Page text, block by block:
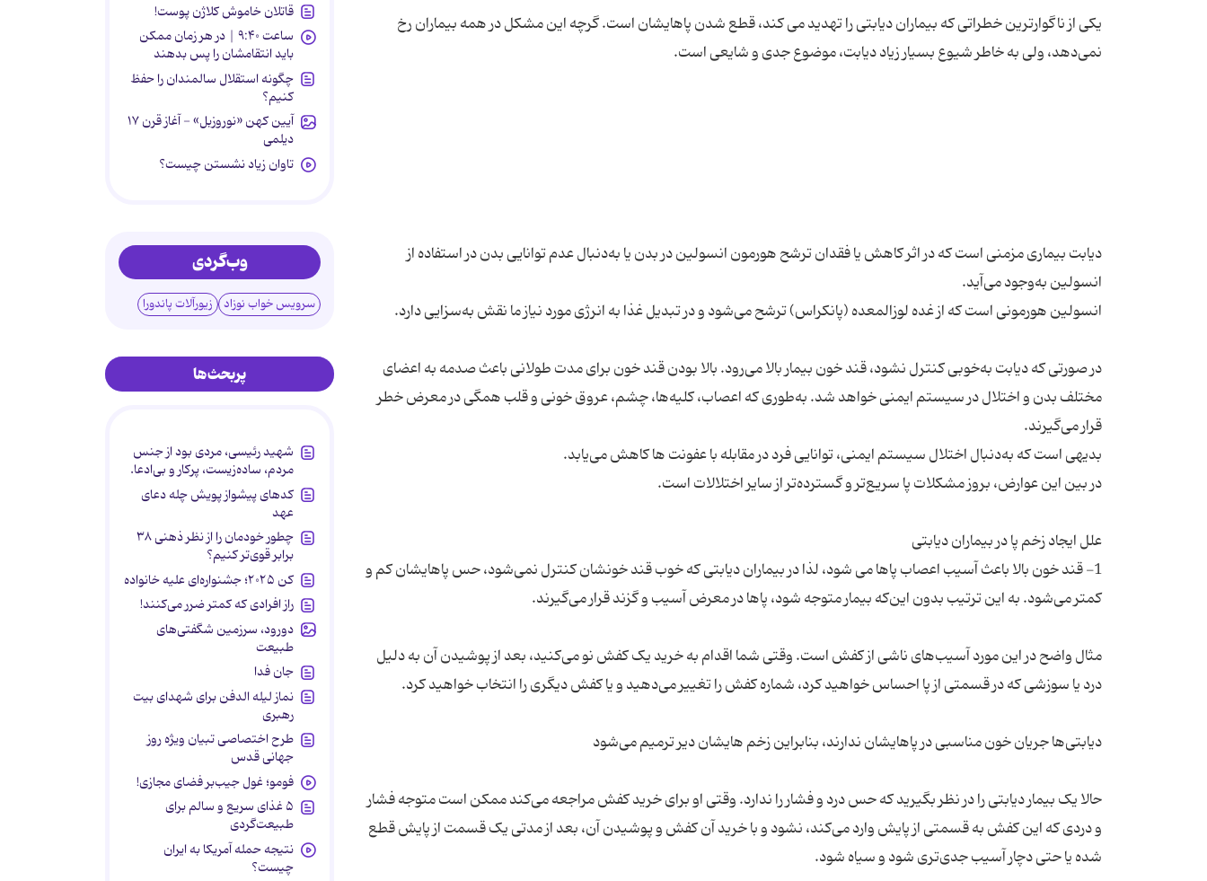
یکی از ناگوارترین خطراتی که بیماران دیابتی را تهدید می کند، قطع شدن پاهایشان است. گرچه این مشکل در همه بیماران رخ
دیابت بیماری مزمنی است که در اثر کاهش یا فقدان ترشح هورمون انسولین در بدن یا به‌دنبال عدم توانایی بدن در استفاده از
در صورتی که دیابت به‌خوبی کنترل نشود، قند خون بیمار بالا می‌رود. بالا بودن قند خون برای مدت طولانی باعث صدمه به اعضای
مختلف بدن و اختلال در سیستم ایمنی خواهد شد. به‌طوری که اعصاب، کلیه‌ها، چشم، عروق خونی و قلب همگی در معرض خطر
1- قند خون بالا باعث آسیب اعصاب پاها می شود، لذا در بیماران دیابتی که خوب قند خونشان کنترل نمی‌شود، حس پاهایشان کم و
مثال واضح در این مورد آسیب‌های ناشی از کفش است. وقتی شما اقدام به خرید یک کفش نو می‌کنید، بعد از پوشیدن آن به دلیل
حالا یک بیمار دیابتی را در نظر بگیرید که حس درد و فشار را ندارد. وقتی او برای خرید کفش مراجعه می‌کند ممکن است متوجه فشار
و دردی که این کفش به قسمتی از پایش وارد می‌کند، نشود و با خرید آن کفش و پوشیدن آن، بعد از مدتی یک قسمت از پایش قطع
قاتلان خاموش کلاژن پوست!
ساعت ۹:۴۰ | در هر زمان ممکن
باید انتقامشان را پس بدهند
چگونه استقلال سالمندان را حفظ
کنیم؟
آیین کهن «نوروزبل» - آغاز قرن ۱۷
دیلمی
تاوان زیاد نشستن چیست؟
وب‌گردی
سرویس خواب نوزاد زیورآلات پاندورا
پربحث‌ها
شهید رئیسی، مردی بود از جنس
مردم، ساده‌زیست، پرکار و بی‌ادعا.
کدهای پیشواز پویش چله دعای
عهد
چطور خودمان را از نظر ذهنی ۳۸
برابر قوی‌تر کنیم؟
کن ۲۰۲۵؛ جشنواره‌ای علیه خانواده
راز افرادی که کمتر ضرر می‌کنند!
دورود، سرزمین شگفتی‌های
طبیعت
جان فدا
نماز لیله الدفن برای شهدای بیت
رهبری
طرح اختصاصی تبیان ویژه روز
جهانی قدس
فومو؛ غول جیب‌بر فضای مجازی!
۵ غذای سریع و سالم برای
طبیعت‌گردی
نتیجه حمله آمریکا به ایران
چیست؟